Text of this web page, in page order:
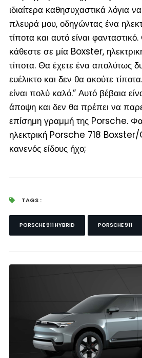
ιδιαίτερα καθησυχαστικά λόγια
πλευρά μου, οδηγώντας ένα
τίποτα και αυτό είναι
κάθεστε σε μία Boxster,
τίποτα. Θα έχετε ένα απολύτως
ευέλικτο και δεν θα ακούτε
είναι πολύ καλό.” Αυτό βέβαια
άποψη και δεν θα πρέπει να
επίσημη γραμμή της Porsche.
ηλεκτρική Porsche 718
κανενός είδους ήχο;
TAGS :
PORSCHE 911 HYBRID PORSCHE 911